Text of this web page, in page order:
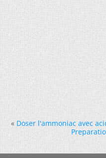
« Doser l'ammoniac avec